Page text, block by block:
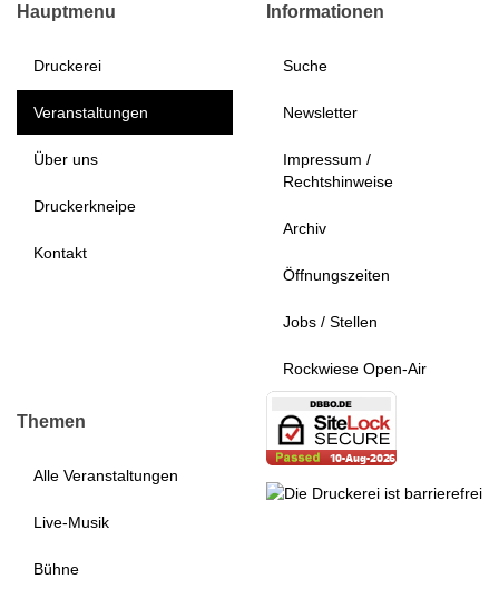
Hauptmenu
Druckerei
Veranstaltungen
Über uns
Druckerkneipe
Kontakt
Informationen
Suche
Newsletter
Impressum /
Rechtshinweise
Archiv
Öffnungszeiten
Jobs / Stellen
Rockwiese Open-Air
Themen
Alle Veranstaltungen
Live-Musik
Bühne